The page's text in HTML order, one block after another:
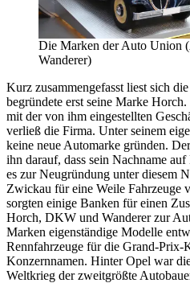
Die Marken der Auto Union
Wanderer)
Kurz zusammengefasst liest sich
begründete erst seine Marke
mit der von ihm eingestellten
verließ die Firma. Unter seinem
keine neue Automarke gründen.
ihn darauf, dass sein Nachname
es zur Neugründung unter diesem
Zwickau für eine Weile Fahrzeuge
sorgten einige Banken für einen
Horch, DKW und Wanderer zur
Marken eigenständige Modelle
Rennfahrzeuge für die Grand-Prix-
Konzernnamen. Hinter Opel war
Weltkrieg der zweitgrößte